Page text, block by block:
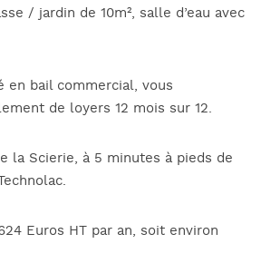
/ jardin de 10m², salle d’eau avec
en bail commercial, vous
de loyers 12 mois sur 12.
la Scierie, à 5 minutes à pieds de
Euros HT par an, soit environ